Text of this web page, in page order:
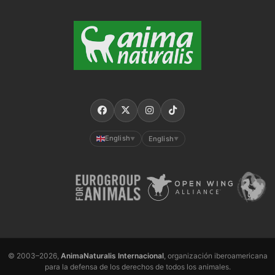
English ▼ English ▼
© 2003–2026, AnimaNaturalis Internacional, organización iberoamericana
para la defensa de los derechos de todos los animales.